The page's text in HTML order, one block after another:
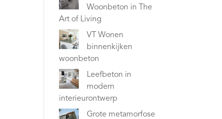
Woonbeton in The
Art of Living
VT Wonen
binnenkijken
woonbeton
Leefbeton in
modern
interieurontwerp
Grote metamorfose